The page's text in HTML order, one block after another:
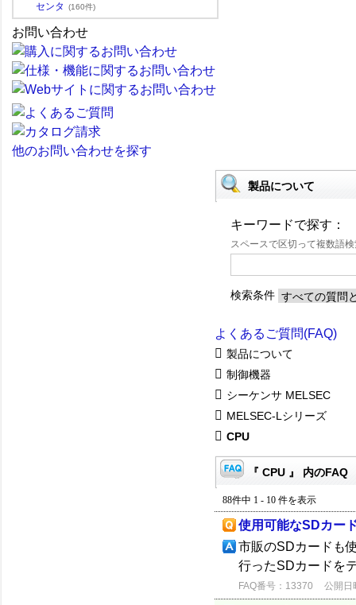
センタ
(160件)
お問い合わせ
他のお問い合わせを探す
製品について
キーワードで探す：
スペースで区切って複数語
検索条件
よくあるご質問(FAQ)
製品について
制御機器
シーケンサ MELSEC
MELSEC-Lシリーズ
CPU
『 CPU 』 内のFAQ
88件中 1 - 10 件を表示
使用可能なSDカー
市販のSDカードも
行ったSDカードを
FAQ番号：13370 公開日